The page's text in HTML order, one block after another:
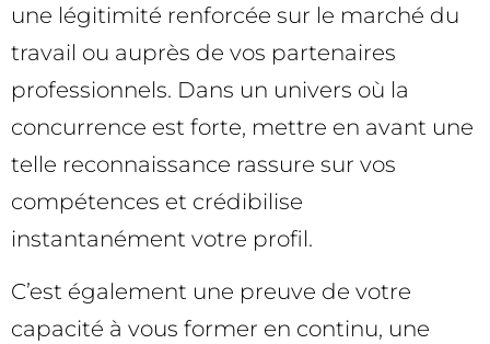
une légitimité renforcée sur le marché du
travail ou auprès de vos partenaires
professionnels. Dans un univers où la
concurrence est forte, mettre en avant une
telle reconnaissance rassure sur vos
compétences et crédibilise
instantanément votre profil.
C’est également une preuve de votre
capacité à vous former en continu, une